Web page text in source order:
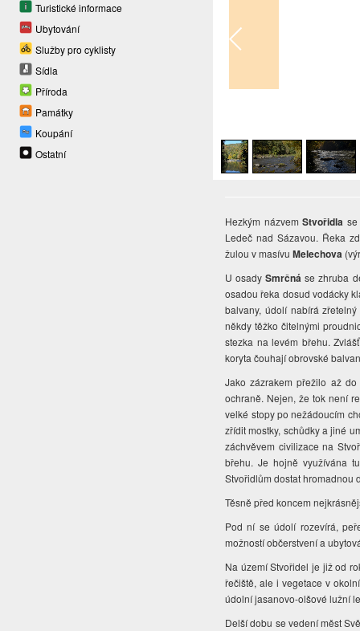
Turistické informace
Ubytování
Služby pro cyklisty
Sídla
Příroda
Památky
Koupání
Ostatní
Hezkým názvemStvořidla
Ledeč nad Sázavou. Řeka
žulou v masívuMelechova
U osadySmrčná se zhruba
osadou řeka dosud vodácky
balvany, údolí nabírá
někdy těžko čitelnými
stezka na levém břehu.
koryta čouhají obrovské
Jako zázrakem přežilo až
ochraně. Nejen, že tok není
velké stopy po nežádoucím
zřídit mostky, schůdky a jiné
záchvěvem civilizace na
břehu. Je hojně využívána
Stvořidlům dostat hromadnou
Těsně před koncem
Pod ní se údolí rozevírá,
možností občerstvení a
Na území Stvořidel je již od
řečiště, ale i vegetace v
údolní jasanovo-olšové lužní
Delší dobu se vedení měst